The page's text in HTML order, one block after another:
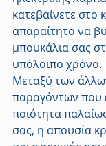
κατεβαίνετε στο
απαραίτητο να
μπουκάλια σας
υπόλοιπο χρόνο.
Μεταξύ των
παραγόντων που
ποιότητα
σας, η απουσία